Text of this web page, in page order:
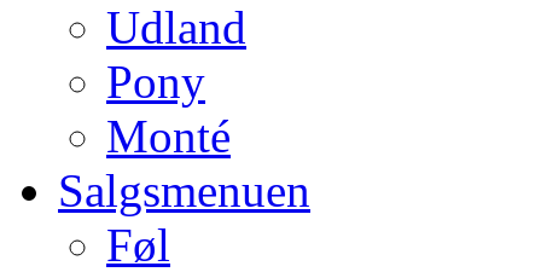
Udland
Pony
Monté
Salgsmenuen
Føl